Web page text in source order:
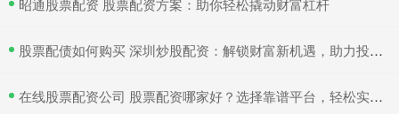
​昭通股票配资 股票配资方案：助你轻松撬动财富杠杆
​股票配债如何购买 深圳炒股配资：解锁财富新机遇，助力投资腾飞
​在线股票配资公司 股票配资哪家好？选择靠谱平台，轻松实现财富增值